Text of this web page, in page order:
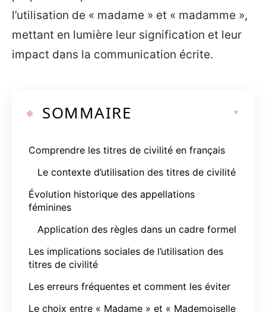
l’utilisation de « madame » et « madamme »,
mettant en lumière leur signification et leur
impact dans la communication écrite.
SOMMAIRE
Comprendre les titres de civilité en français
Le contexte d’utilisation des titres de civilité
Évolution historique des appellations
féminines
Application des règles dans un cadre formel
Les implications sociales de l’utilisation des
titres de civilité
Les erreurs fréquentes et comment les éviter
Le choix entre « Madame » et « Mademoiselle